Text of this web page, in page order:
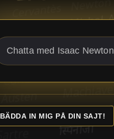
BÄDDA IN MIG PÅ DIN SAJT!